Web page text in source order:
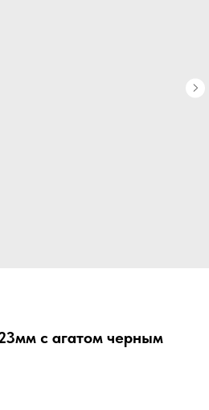
с агатом черным